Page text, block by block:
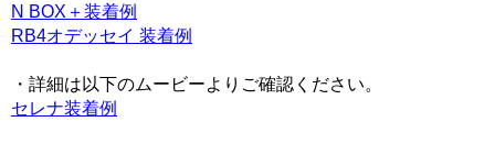
N BOX＋装着例
RB4オデッセイ 装着例
・詳細は以下のムービーよりご確認ください。
セレナ装着例